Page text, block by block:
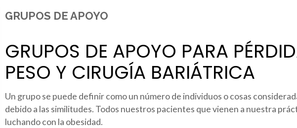
GRUPOS DE APOYO
GRUPOS DE APOYO PARA
PESO Y CIRUGÍA BARIÁTRICA
Un grupo se puede definir como un número de individuos o cosas
debido a las similitudes. Todos nuestros pacientes que vienen a nuestra
luchando con la obesidad.